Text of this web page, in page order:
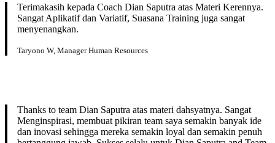
Terimakasih kepada Coach Dian Saputra atas Materi Kerennya.
Sangat Aplikatif dan Variatif, Suasana Training juga sangat
menyenangkan.
Taryono W, Manager Human Resources
Thanks to team Dian Saputra atas materi dahsyatnya. Sangat
Menginspirasi, membuat pikiran team saya semakin banyak ide
dan inovasi sehingga mereka semakin loyal dan semakin penuh